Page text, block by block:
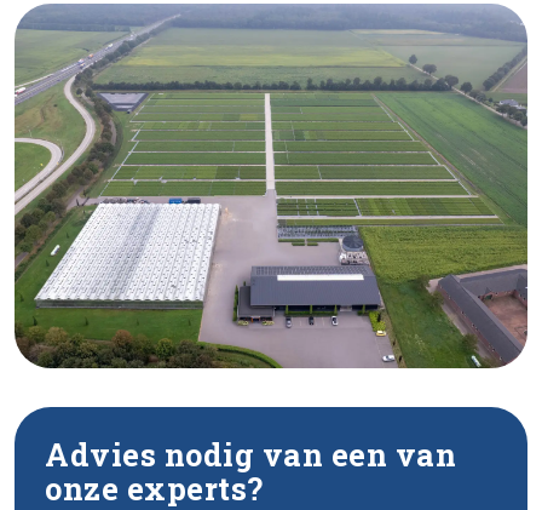
Advies nodig van een van
onze experts?